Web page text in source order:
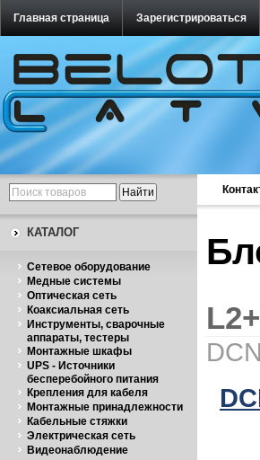
Главная страница Зарегистрироваться
КАТАЛОГ
Cетевое оборудование
Медные системы
Оптическая сеть
Коаксиальная сеть
Инструменты, сварочные
аппараты, тестеры
Монтажные шкафы
UPS - Источники
бесперебойного питания
Крепления для кабеля
Монтажные принадлежности
Кабельные стяжки
Электрическая сеть
Видеонаблюдение